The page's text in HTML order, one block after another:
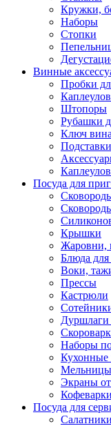
Кружки,
Наборы
Стопки
Винные
Пробки
Штопоры
Рубашки
Ключ
Посуда для
Крышки
Жаровни,
Блюда
Воки,
Прессы
Кастрюли
Дуршлаги
Наборы
Кухонные
Мельницы
Экраны
Посуда для